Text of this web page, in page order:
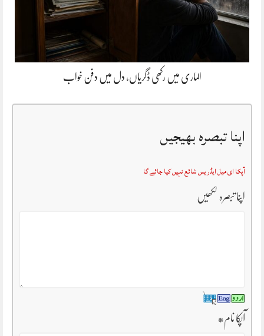
الماری میں رکھی ڈگریاں، دل میں دفن خواب
اپنا تبصرہ بھیجیں
آپکا ای میل ایڈریس شائع نہیں کیا جائے گا
اپنا تبصرہ لکھیں
آپکا نام*